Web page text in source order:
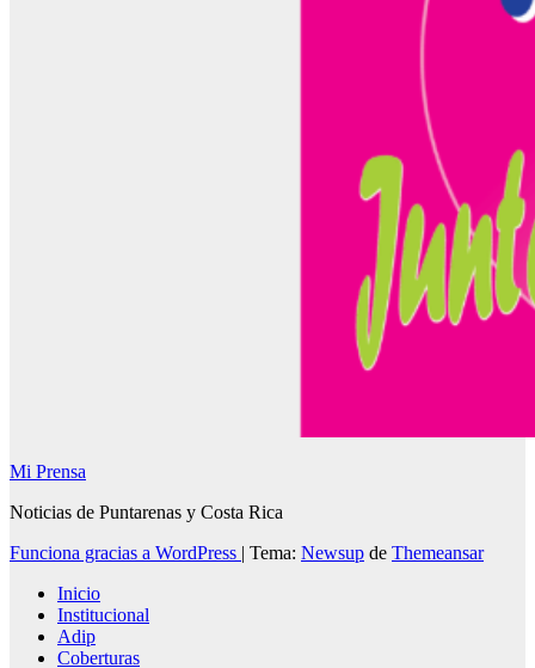
Mi Prensa
Noticias de Puntarenas y Costa Rica
Funciona gracias a WordPress | Tema: Newsup de Themeansar
Inicio
Institucional
Adip
Coberturas